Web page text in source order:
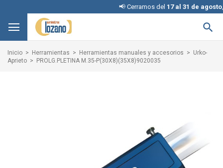
📢 Cerramos del17 al 31 de agosto,

Inicio Herramientas Herramientas manuales y accesorios
Urko-
Aprieto
PROLG.PLETINA M.35-P(30X8)(35X8)9020035